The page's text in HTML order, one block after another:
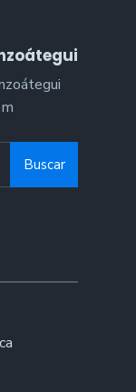
Buscar